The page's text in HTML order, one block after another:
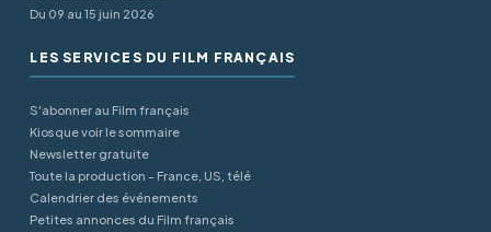
Du 09 au 15 juin 2026
LES SERVICES DU FILM FRANÇAIS
S'abonner au Film français
Kiosque voir le sommaire
Newsletter gratuite
Toute la production - France, US, télé
Calendrier des événements
Petites annonces du Film français